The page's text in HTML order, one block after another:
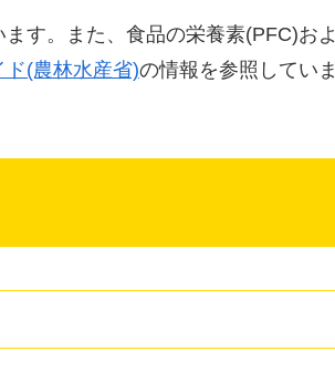
ます。また、食品の栄養素(PFC)およ
(農林水産省)の情報を参照していま